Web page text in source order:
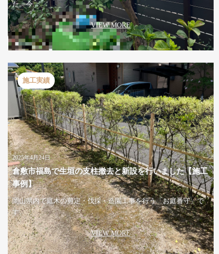
た。今...
VIEW MORE
施工実績
2025年4月24日
倉敷市福島で生垣の支柱撤去と新設を行いました【施工
事例】
岡山県内で庭木の剪定・伐採・造園工事を行う「お庭番守」で
す。...
VIEW MORE